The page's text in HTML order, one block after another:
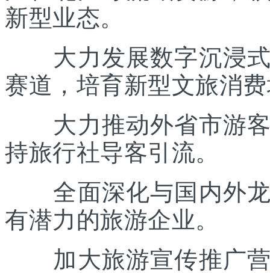
新型业态。
大力发展数字沉浸式
赛道，培育新型文旅消
大力推动外省市游客
持旅行社导客引流。
全面深化与国内外龙
有潜力的旅游企业。
加大旅游宣传推广营